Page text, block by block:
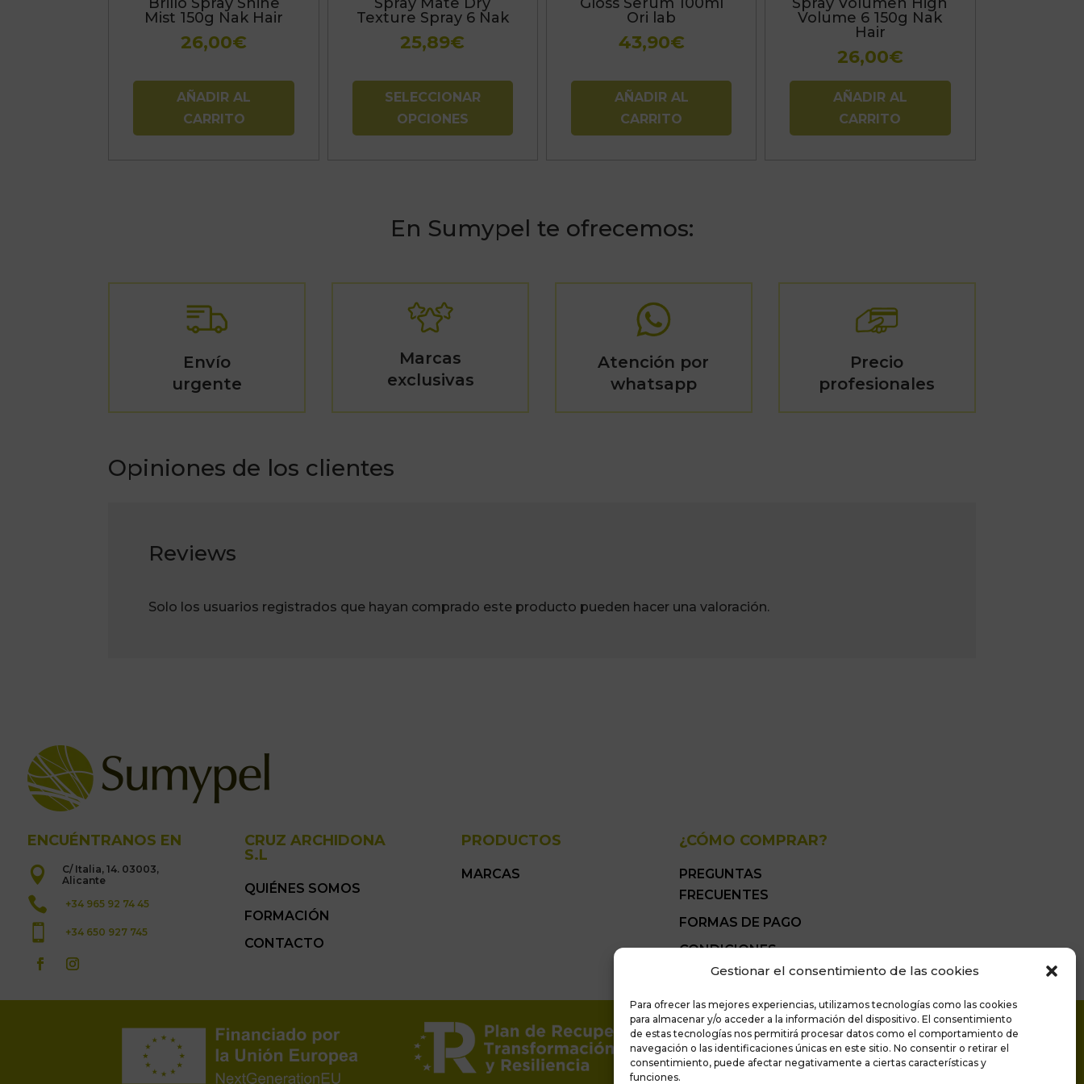
Gestionar el consentimiento de las cookies
Para ofrecer las mejores experiencias, utilizamos tecnologías como las cookies
para almacenar y/o acceder a la información del dispositivo. El consentimiento
de estas tecnologías nos permitirá procesar datos como el comportamiento de
navegación o las identificaciones únicas en este sitio. No consentir o retirar el
consentimiento, puede afectar negativamente a ciertas características y
funciones.
Mist 150g Nak Hair
26,00€
AÑADIR AL
CARRITO
Texture Spray 6 Nak
25,89€
SELECCIONAR
OPCIONES
pueden
elegir
página
producto
Ori lab
43,90€
AÑADIR AL
CARRITO
Volume 6 150g Nak
Hair
26,00€
AÑADIR AL
CARRITO
En Sumypel te ofrecemos:
Envío
urgente
Marcas
exclusivas
Atención por
whatsapp
Precio
profesionales
Opiniones de los clientes
Reviews
Solo los usuarios registrados que hayan comprado este producto pueden hacer una valoración.
ENCUÉNTRANOS EN

C/ Italia, 14. 03003,
Alicante
 +34 965 92 74 45
 +34 650 927 745
CRUZ ARCHIDONA
S.L
QUIÉNES SOMOS
FORMACIÓN
CONTACTO
PRODUCTOS
MARCAS
¿CÓMO COMPRAR?
PREGUNTAS
FRECUENTES
FORMAS DE PAGO
CONDICIONES
GENERALES DE VENTA
Proyecto financiado por la Unión
Europea – NextGenerationEU